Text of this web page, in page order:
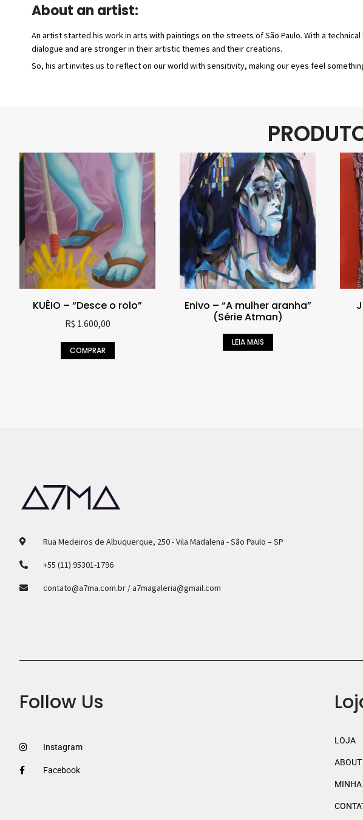
About an artist:
An artist started his work in arts with paintings on the streets of São Paulo. With a
dialogue and are stronger in their artistic themes and their creations.
So, his art invites us to reflect on our world with sensitivity, making our eyes feel
KUÊIO – “Desce o rolo”
R$ 1.600,00
COMPRAR
Enivo – “A mulher aranha”
(Série Atman)
LEIA MAIS
Rua Medeiros de Albuquerque, 250 - Vila Madalena - São Paulo – SP
+55 (11) 95301-1796
contato@a7ma.com.br / a7magaleria@gmail.com
Follow Us
Instagram
Facebook
LOJA
ABOUT
MINHA